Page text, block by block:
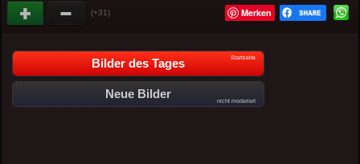
(+31) Merken
Bilder des Tages Startseite
Neue Bilder
nicht moderiert